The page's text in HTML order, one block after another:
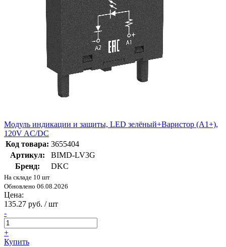
Модуль индикации и защиты, LED зелёный+Варистор (A1+),
120V AC/DC
Код товара: 3655404
Артикул:
BIMD-LV3G
Бренд:
DKC
На складе 10 шт
Обновлено 06.08.2026
Цена:
135.27 руб. / шт
-
+
Купить